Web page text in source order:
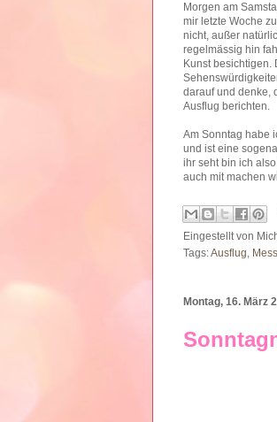
Morgen am
mir letzte Woche
nicht, außer
regelmässig hin
Kunst
darauf und denke,
Ausflug berichten.
Am Sonntag habe
und ist eine
ihr seht bin ich
auch mit machen
Eingestellt von
Tags:Ausflug,
Montag, 16. März